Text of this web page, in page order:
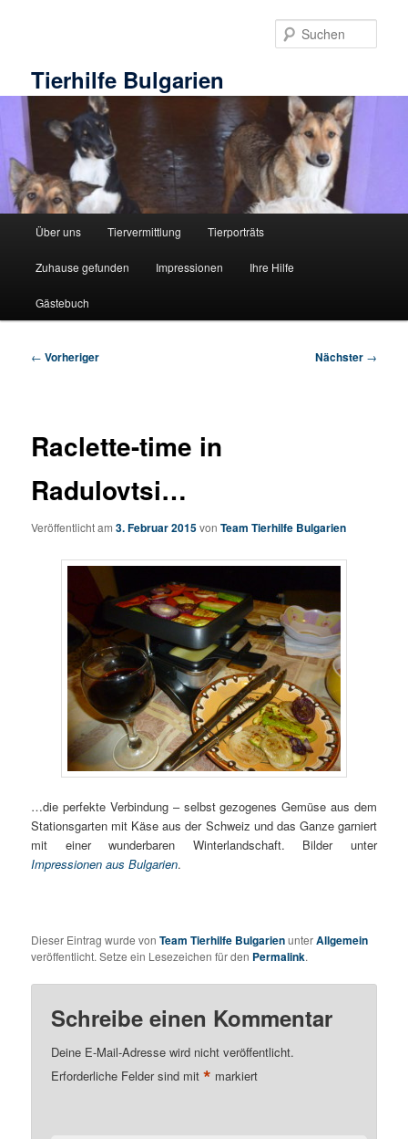
Tierhilfe Bulgarien
HauptmenüÜber uns Tiervermittlung Tierporträts
Zuhause gefunden Impressionen Ihre Hilfe
Gästebuch
Beitragsnavigation
← Vorheriger Nächster →
Raclette-time in
Radulovtsi…
Veröffentlicht am3. Februar 2015vonTeam Tierhilfe Bulgarien
…die perfekte Verbindung – selbst gezogenes Gemüse aus dem
Stationsgarten mit Käse aus der Schweiz und das Ganze garniert
mit einer wunderbaren Winterlandschaft. Bilder unter
Impressionen aus Bulgarien.
Dieser Eintrag wurde vonTeam Tierhilfe BulgarienunterAllgemein
veröffentlicht. Setze ein Lesezeichen für den Permalink.
Schreibe einen Kommentar
Deine E-Mail-Adresse wird nicht veröffentlicht.
Erforderliche Felder sind mit* markiert